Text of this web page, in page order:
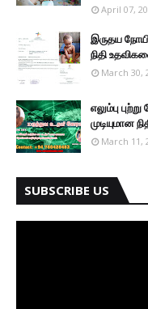
April 07,
இருதய
நிதி
March 30,
எலும்பு
முடியுமான
March 11,
SUBSCRIBE US